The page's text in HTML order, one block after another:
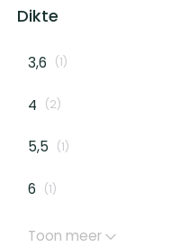
Dikte
3,6 (1)
4 (2)
5,5 (1)
6 (1)
Toon meer